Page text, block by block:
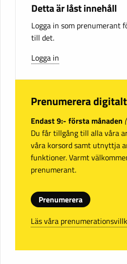
Detta är låst innehåll
Logga in som prenumerant
till det.
Logga in
Prenumerera digitalt
Endast 9:- första månaden
Du får tillgång till alla våra
våra korsord samt utnyttja
funktioner. Varmt
prenumerant.
Prenumerera
Läs våra